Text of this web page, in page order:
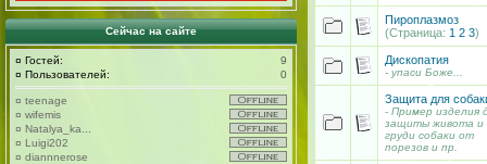
Сейчас на сайте
¤ Гостей:
9
¤ Пользователей: 0
¤ teenage
¤ wifemis
¤ Natalya_ka...
¤ Luigi202
¤ diannnerose
Пироплазмоз
(Страница: 1 2 3)
Дископатия
- упаси Боже...
Защита для
- Пример изделия
защиты живота и
груди собаки от
порезов и пр.